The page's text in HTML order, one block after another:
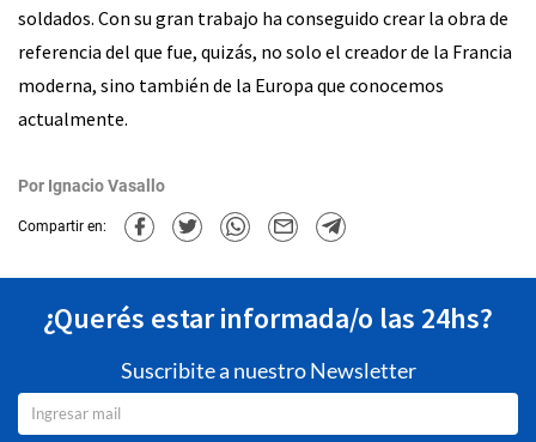
soldados. Con su gran trabajo ha conseguido crear la obra de
referencia del que fue, quizás, no solo el creador de la Francia
moderna, sino también de la Europa que conocemos
actualmente.
Por Ignacio Vasallo
Compartir en:
¿Querés estar informada/o las 24hs?
Suscribite a nuestro Newsletter